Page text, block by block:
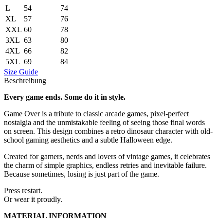
L
54
74
XL
57
76
XXL 60
78
3XL 63
80
4XL 66
82
5XL 69
84
Size Guide
Beschreibung
Every game ends. Some do it in style.
Game Over is a tribute to classic arcade games, pixel-perfect
nostalgia and the unmistakable feeling of seeing those final words
on screen. This design combines a retro dinosaur character with old-
school gaming aesthetics and a subtle Halloween edge.
Created for gamers, nerds and lovers of vintage games, it celebrates
the charm of simple graphics, endless retries and inevitable failure.
Because sometimes, losing is just part of the game.
Press restart.
Or wear it proudly.
MATERIAL INFORMATION